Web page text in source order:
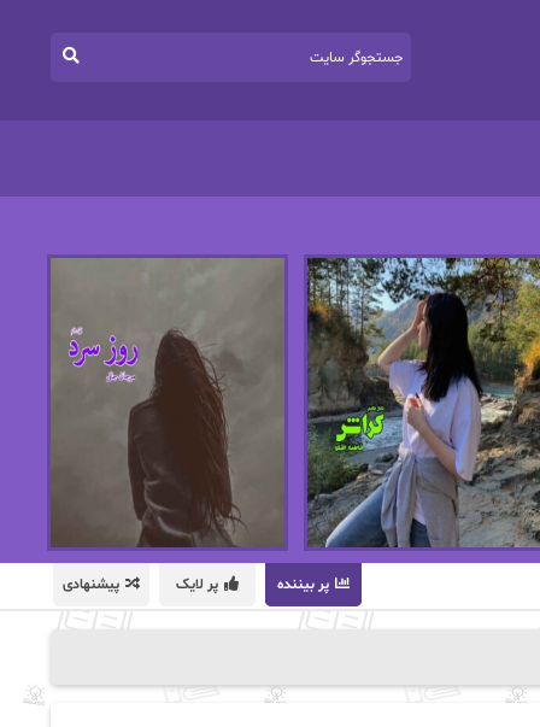
پر بیننده پر لایک پیشنهادی